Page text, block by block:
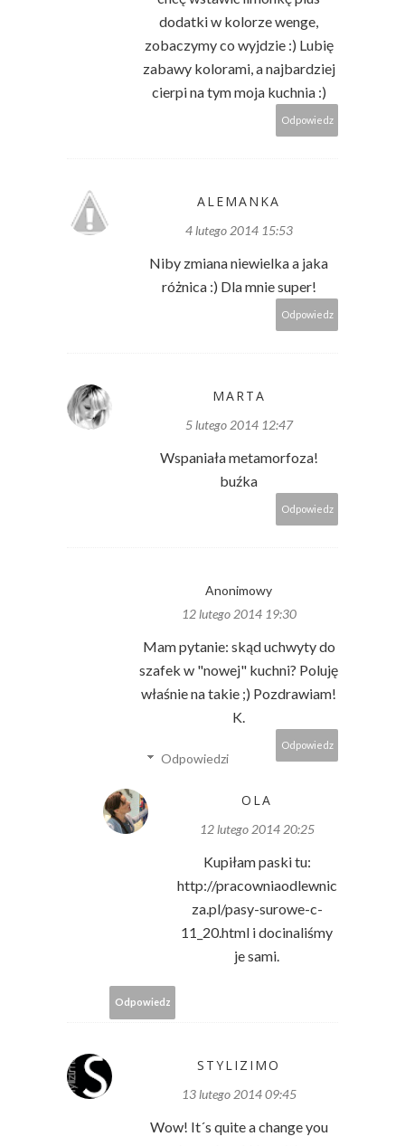
dodatki w kolorze wenge,
zobaczymy co wyjdzie :) Lubię
zabawy kolorami, a najbardziej
cierpi na tym moja kuchnia :)
Odpowiedz
ALEMANKA
4 lutego 2014 15:53
Niby zmiana niewielka a jaka
różnica :) Dla mnie super!
Odpowiedz
MARTA
5 lutego 2014 12:47
Wspaniała metamorfoza!
buźka
Odpowiedz
Anonimowy
12 lutego 2014 19:30
Mam pytanie: skąd uchwyty do
szafek w "nowej" kuchni? Poluję
właśnie na takie ;) Pozdrawiam!
K.
Odpowiedz
Odpowiedzi
OLA
12 lutego 2014 20:25
Kupiłam paski tu:
http://pracowniaodlewnic
za.pl/pasy-surowe-c-
11_20.html i docinaliśmy
je sami.
Odpowiedz
STYLIZIMO
13 lutego 2014 09:45
Wow! It´s quite a change you